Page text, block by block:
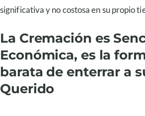
significativa y no costosa en su propio
La Cremación es
Económica, es la
barata de enterrar a
Querido